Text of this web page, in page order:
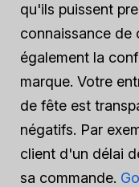
qu'ils puissent
connaissance de
également la
marque. Votre
de fête est
négatifs. Par
client d'un délai
sa commande.